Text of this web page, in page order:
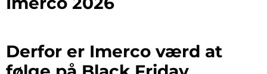
Derfor er Imerco værd at